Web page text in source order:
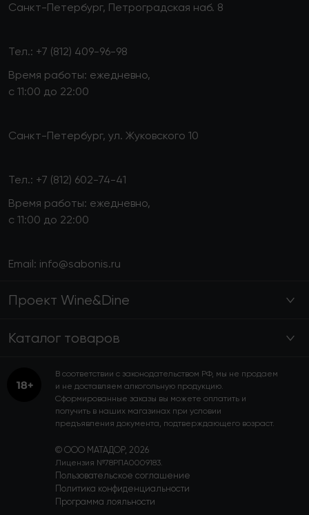
Санкт-Петербург, Петроградская наб. 8
Тел.: +7 (812) 409-96-98
Время работы: ежедневно,
с 11:00 до 22:00
Санкт-Петербург, ул. Жуковского 10
Тел.: +7 (812) 602-74-41
Время работы: ежедневно,
с 11:00 до 22:00
Email: info@sabonis.ru
Проект Wine&Dine
Каталог товаров
© ООО МАТАДОР, 2026
Лицензия №78РПА0009183.
Пользовательское соглашение
Политика конфиденциальности
Программа лояльности
В соответствии с законодательством РФ, мы не продаем
и не доставляем алкогольную продукцию.
Сформированные заказы вы можете оплатить и
получить в наших магазинах при условии
предъявления документа, подтверждающего возраст.